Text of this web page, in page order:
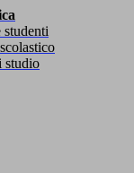
studenti
studio